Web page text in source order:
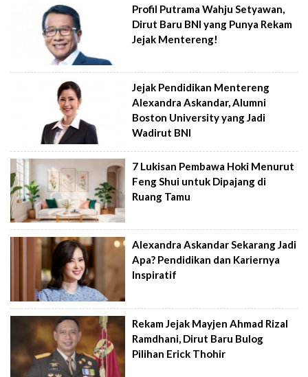
Profil Putrama Wahju Setyawan,
Dirut Baru BNI yang Punya Rekam
Jejak Mentereng!
Jejak Pendidikan Mentereng
Alexandra Askandar, Alumni
Boston University yang Jadi
Wadirut BNI
7 Lukisan Pembawa Hoki Menurut
Feng Shui untuk Dipajang di
Ruang Tamu
Alexandra Askandar Sekarang Jadi
Apa? Pendidikan dan Kariernya
Inspiratif
Rekam Jejak Mayjen Ahmad Rizal
Ramdhani, Dirut Baru Bulog
Pilihan Erick Thohir